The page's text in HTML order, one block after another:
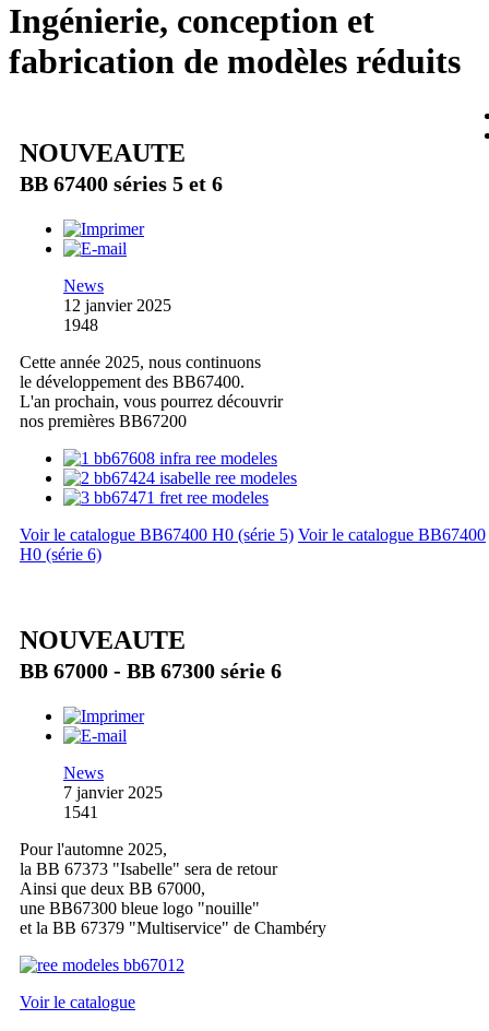
Ingénierie, conception et
fabrication de modèles réduits
NOUVEAUTE
BB 67400 séries 5 et 6
News
12 janvier 2025
1948
Cette année 2025, nous continuons
le développement des BB67400.
L'an prochain, vous pourrez découvrir
nos premières BB67200
Voir le catalogue BB67400 H0 (série 5) Voir le catalogue BB67400
H0 (série 6)
NOUVEAUTE
BB 67000 - BB 67300 série 6
News
7 janvier 2025
1541
Pour l'automne 2025,
la BB 67373 "Isabelle" sera de retour
Ainsi que deux BB 67000,
une BB67300 bleue logo "nouille"
et la BB 67379 "Multiservice" de Chambéry
Voir le catalogue